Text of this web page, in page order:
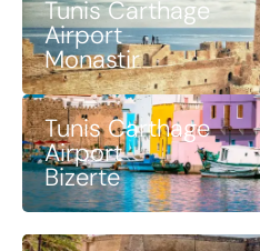
Tunis Carthage
Airport
Monastir
Tunis Carthage
Airport
Bizerte